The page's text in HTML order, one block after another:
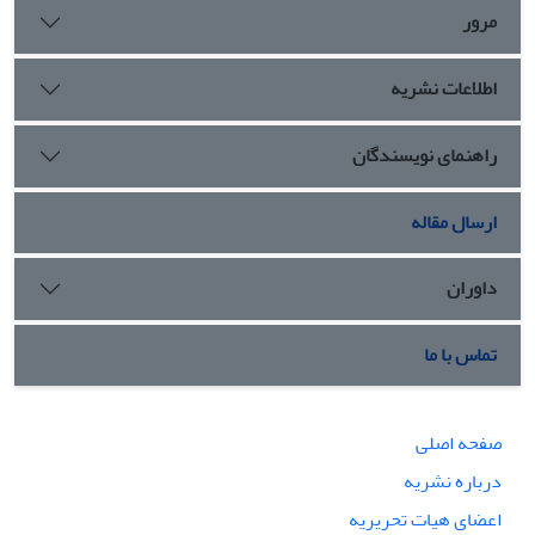
مرور
اطلاعات نشریه
راهنمای نویسندگان
ارسال مقاله
داوران
تماس با ما
صفحه اصلی
درباره نشریه
اعضای هیات تحریریه